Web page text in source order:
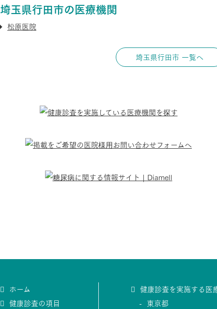
埼玉県行田市の医療機関
松原医院
埼玉県行田市 一覧へ
ホーム
健康診査の項目
健康診査を実施する医
東京都